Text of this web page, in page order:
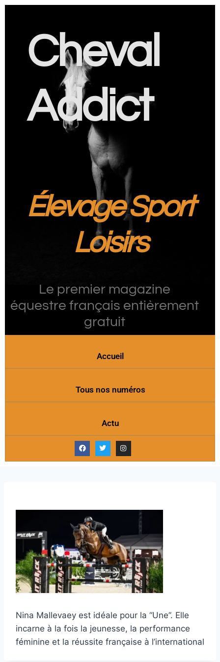
Cheval
Addict
Élevage Sport
Loisirs
Le premier magazine
équestre français entièrement
gratuit
Accueil
Tous nos numéros
Actu
Nina Mallevaey est idéale pour la “Une”. Elle
incarne à la fois la jeunesse, la performance
féminine et la réussite française à l’international